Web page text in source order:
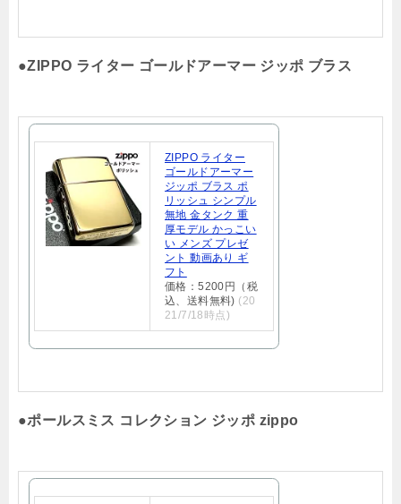
●ZIPPO ライター ゴールドアーマー ジッポ ブラス
ZIPPO ライター
ゴールドアーマー
ジッポ ブラス ポ
リッシュ シンプル
無地 金タンク 重
厚モデル かっこい
い メンズ プレゼ
ント 動画あり ギ
フト
価格：5200円（税
込、送料無料) (20
21/7/18時点)
●ポールスミス コレクション ジッポ zippo